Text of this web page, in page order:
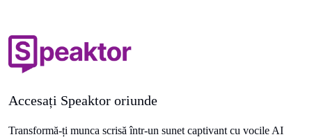
Accesați Speaktor oriunde
Transformă-ți munca scrisă într-un sunet captivant cu vocile AI